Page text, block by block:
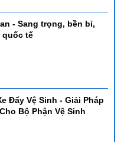
- Sang trọng, bền bỉ,
quốc tế
Đẩy Vệ Sinh - Giải Pháp
Bộ Phận Vệ Sinh